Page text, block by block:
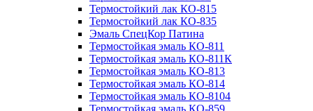
Термостойкий лак КО-815
Термостойкий лак КО-835
Эмаль СпецКор Патина
Термостойкая эмаль КО-811
Термостойкая эмаль КО-811К
Термостойкая эмаль КО-813
Термостойкая эмаль КО-814
Термостойкая эмаль КО-8104
Термостойкая эмаль КО-859